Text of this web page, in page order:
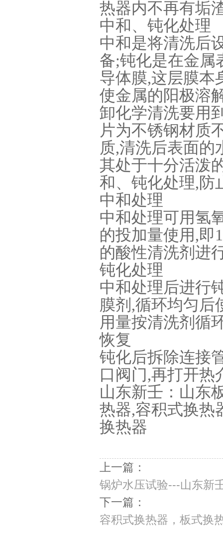
热器内不再有垢
中和、钝化处理
中和是将清洗后
备;钝化是在金属
导体膜,这层膜本
使金属的阳极溶
卸化学清洗要用
片为不锈钢材质
质,清洗后表面的
其处于十分活泼
和、钝化处理,防
中和处理
中和处理可用氢
的投加量使用,即
的酸性清洗剂进
钝化处理
中和处理后进行
膜剂,循环均匀后
用量按清洗剂循
恢复
钝化后拆除连接
口阀门,再打开热
山东新壬：山东
热器,容积式换热
换热器
上一篇：
锅炉水压试验---山东新
下一篇：
容积式换热器，板式换